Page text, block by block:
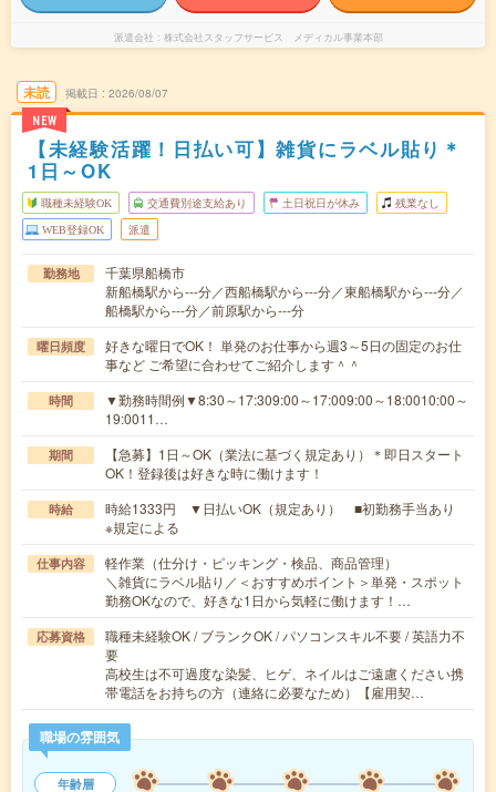
派遣会社 株式会社スタッフサービス メディカル事業本部
未読
NEW
掲載日 2026/08/07
【未経験活躍！日払い可】雑貨にラベル貼り＊
1日～OK
職種未経験OK 交通費別途支給あり 土日祝日が休み 残業なし
WEB登録OK 派遣
勤務地
千葉県船橋市
新船橋駅から---分／西船橋駅から---分／東船橋駅から---分／
船橋駅から---分／前原駅から---分
曜日頻度
好きな曜日でOK！ 単発のお仕事から週3～5日の固定のお仕
事など ご希望に合わせてご紹介します＾＾
時間
▼勤務時間例▼8:30～17:309:00～17:009:00～18:0010:00～
19:0011…
期間
【急募】1日～OK（業法に基づく規定あり）＊即日スタート
OK！登録後は好きな時に働けます！
時給
時給1333円 ▼日払いOK（規定あり） ■初勤務手当あり
※規定による
仕事内容
軽作業（仕分け・ピッキング・検品、商品管理）
＼雑貨にラベル貼り／＜おすすめポイント＞単発・スポット
勤務OKなので、好きな1日から気軽に働けます！…
応募資格
職種未経験OK / ブランクOK / パソコンスキル不要 / 英語力不
要
高校生は不可過度な染髪、ヒゲ、ネイルはご遠慮ください携
帯電話をお持ちの方（連絡に必要なため）【雇用契…
職場の雰囲気
年齢層